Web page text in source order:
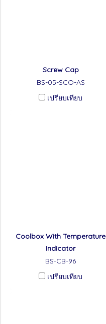
Screw Cap
BS-05-SCO-AS
เปรียบเทียบ
Coolbox With Temperature
Indicator
BS-CB-96
เปรียบเทียบ